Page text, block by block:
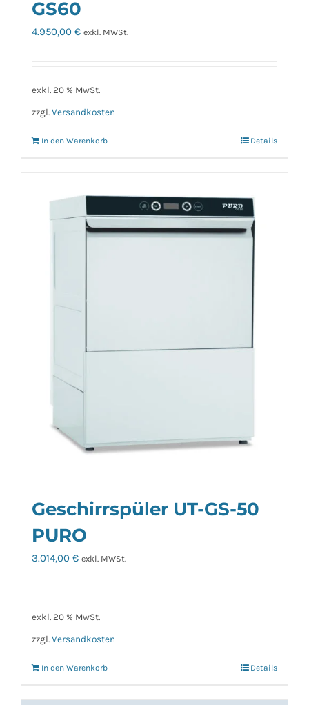
GS60
4.950,00 € exkl. MWSt.
exkl. 20 % MwSt.
zzgl. Versandkosten
In den Warenkorb Details
Geschirrspüler UT-GS-50
PURO
3.014,00 € exkl. MWSt.
exkl. 20 % MwSt.
zzgl. Versandkosten
In den Warenkorb Details